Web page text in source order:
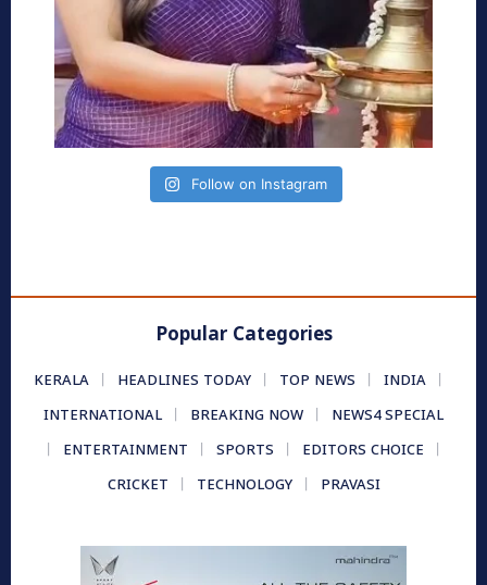
Follow on Instagram
Popular Categories
KERALA HEADLINES TODAY TOP NEWS
INDIA
INTERNATIONAL
BREAKING NOW
NEWS4 SPECIAL
ENTERTAINMENT
SPORTS
EDITORS CHOICE
CRICKET
TECHNOLOGY PRAVASI